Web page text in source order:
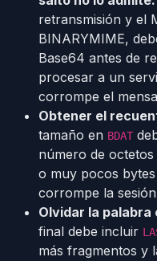
retransmisión y el
BINARYMIME,
Base64 antes de
procesar a un
corrompe el
Obtener el
tamaño en BDAT
número de octetos
o muy pocos
corrompe la
Olvidar la palabra
final debe incluir
más fragmentos y